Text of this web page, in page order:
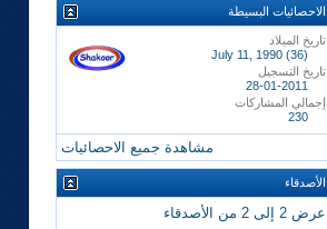
الاحصائيات البسيطة
تاريخ الميلاد
July 11, 1990 (36)
تاريخ التسجيل
28-01-2011
إجمالي المشاركات
230
مشاهدة جميع الاحصائيات
الأصدقاء
عرض 2 إلى 2 من الأصدقاء